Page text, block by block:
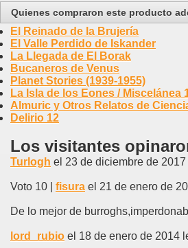
Quienes compraron este producto
El Reinado de la Brujería
El Valle Perdido de Iskander
La Llegada de El Borak
Bucaneros de Venus
Planet Stories (1939-1955)
La Isla de los Eones / Miscelánea
Almuric y Otros Relatos de
Delirio 12
Los visitantes
Turlogh el 23 de diciembre de
Voto 10 | fisura el 21 de enero de
De lo mejor de
lord_rubio el 18 de enero de 2014